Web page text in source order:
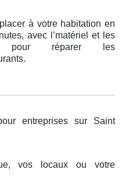
à votre habitation en
avec l’matériel et les
pour réparer les
entreprises sur Saint
vos locaux ou votre